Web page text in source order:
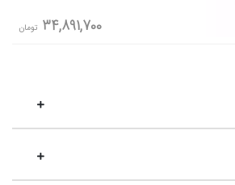
34,891,700 تومان